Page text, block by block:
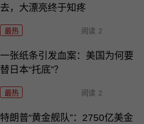
去，大漂亮终于知疼
最热 阅读 2
一张纸条引发血案：美国为何要
替日本“托底”？
最热 阅读 2
特朗普“黄金舰队”：2750亿美金